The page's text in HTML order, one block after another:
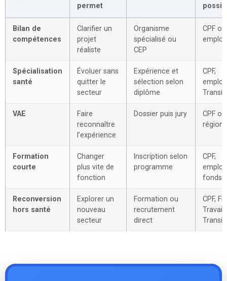
permet
Bilan de
compétences
Clarifier un
projet
réaliste
Organisme
spécialisé ou
CEP
CPF ou
Spécialisation
santé
Évoluer sans
quitter le
secteur
Expérience et
sélection selon
diplôme
CPF,
VAE
Faire
reconnaître
l’expérience
Dossier puis jury
CPF
Formation
courte
Changer
plus vite de
fonction
Inscription selon
programme
CPF,
fonds
Reconversion
hors santé
Explorer un
nouveau
secteur
Formation ou
recrutement
direct
CPF,
Travail,